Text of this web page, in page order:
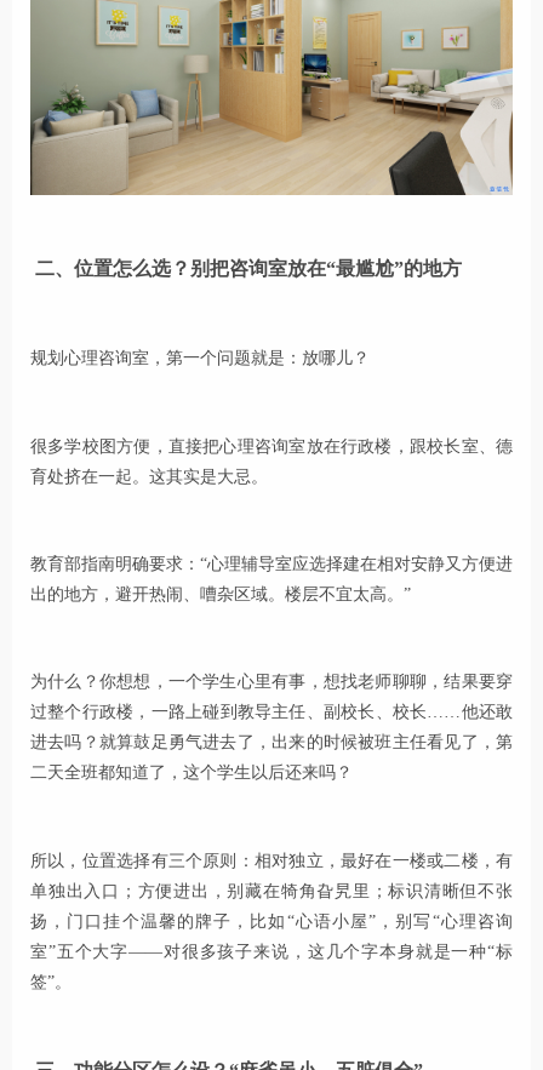
二、位置怎么选？别把咨询室放在“最尴尬”的地方
规划心理咨询室，第一个问题就是：放哪儿？
很多学校图方便，直接把心理咨询室放在行政楼，跟校长室、德
育处挤在一起。这其实是大忌。
教育部指南明确要求：“心理辅导室应选择建在相对安静又方便进
出的地方，避开热闹、嘈杂区域。楼层不宜太高。”
为什么？你想想，一个学生心里有事，想找老师聊聊，结果要穿
过整个行政楼，一路上碰到教导主任、副校长、校长……他还敢
进去吗？就算鼓足勇气进去了，出来的时候被班主任看见了，第
二天全班都知道了，这个学生以后还来吗？
所以，位置选择有三个原则：相对独立，最好在一楼或二楼，有
单独出入口；方便进出，别藏在犄角旮旯里；标识清晰但不张
扬，门口挂个温馨的牌子，比如“心语小屋”，别写“心理咨询
室”五个大字——对很多孩子来说，这几个字本身就是一种“标
签”。